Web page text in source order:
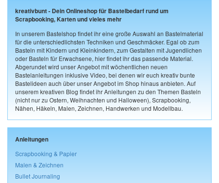
kreativbunt - Dein Onlineshop für Bastelbedarf rund um
Scrapbooking, Karten und vieles mehr
In unserem Bastelshop findet ihr eine große Auswahl an Bastelmaterial
für die unterschiedlichsten Techniken und Geschmäcker. Egal ob zum
Basteln mit Kindern und Kleinkindern, zum Gestalten mit Jugendlichen
oder Basteln für Erwachsene, hier findet ihr das passende Material.
Abgerundet wird unser Angebot mit wöchentlichen neuen
Bastelanleitungen inklusive Video, bei denen wir euch kreativ bunte
Bastelideen auch über unser Angebot im Shop hinaus anbieten. Auf
unserem kreativen Blog findet ihr Anleitungen zu den Themen Basteln
(nicht nur zu Ostern, Weihnachten und Halloween), Scrapbooking,
Nähen, Häkeln, Malen, Zeichnen, Handwerken und Modellbau.
Anleitungen
Scrapbooking & Papier
Malen & Zeichnen
Bullet Journaling